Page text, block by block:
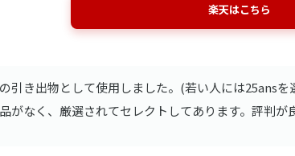
楽天はこちら
引き出物として使用しました。(若い人には25ansを
がなく、厳選されてセレクトしてあります。評判が